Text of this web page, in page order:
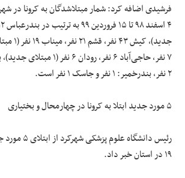
فرشیدی اضافه کرد: شمار مبتلاشدگان به کرونا در
جدید)،
۲ نفر، بندرخمیر: ۱ نفر و جاسک ۱ نفر است.
۵ مورد جدید ابتلا به کرونا در چهارمحال و بختیاری
رئیس دانشگاه
۱۹ در استان خبر داد.